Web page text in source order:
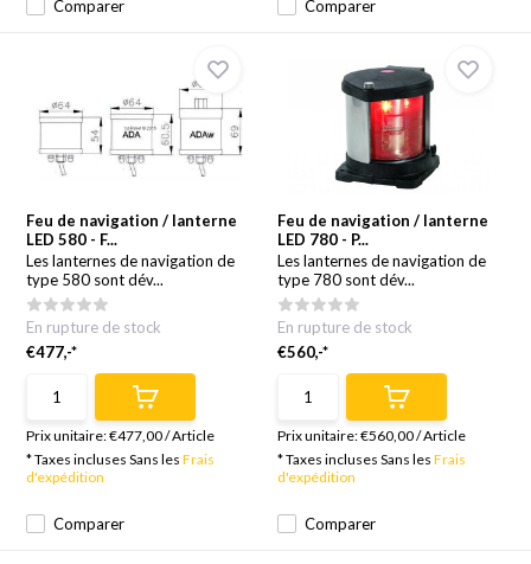
Comparer Comparer
Feu de navigation / lanterne
LED 580 - F...
Les lanternes de navigation de
type 580 sont dév...
Comparer
En rupture de stock
€477,-*
Prix unitaire:€477,00/Article
* Taxes incluses Sans lesFrais
d'expédition
Feu de navigation / lanterne
LED 780 - P...
Les lanternes de navigation de
type 780 sont dév...
Comparer
En rupture de stock
€560,-*
Prix unitaire:€560,00/Article
* Taxes incluses Sans les Frais
d'expédition